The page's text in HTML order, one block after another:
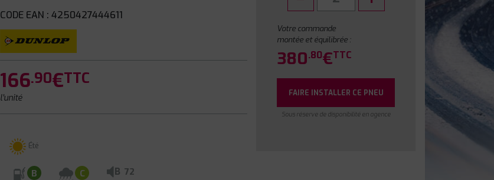
CODE EAN : 4250427444611
166.90€TTC
l'unité
Été
B C B 72
Votre commande
montée et équilibrée :
380.80€TTC
FAIRE INSTALLER CE PNEU
Sous réserve de disponibilité en agence